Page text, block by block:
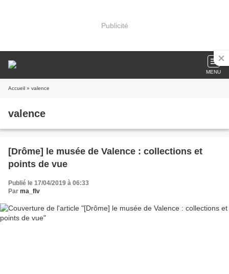
Publicité
MENU
Accueil » valence
valence
[Drôme] le musée de Valence : collections et
points de vue
Publié le 17/04/2019 à 06:33
Par ma_flv